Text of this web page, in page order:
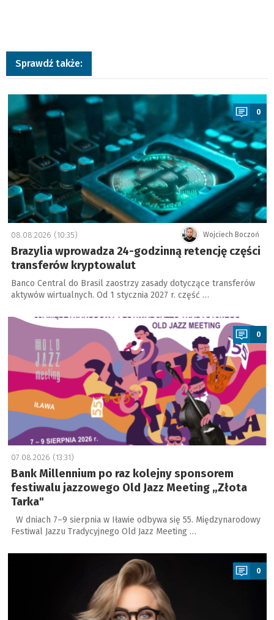
Sprawdź także:
a
0
Wojciech Boczoń
08.08.2026 (10:35)
Brazylia wprowadza 24-godzinną retencję części
transferów kryptowalut
Banco Central do Brasil zaostrzy zasady dotyczące transferów
aktywów wirtualnych. Od 1 stycznia 2027 r. część …
a
0
07.08.2026 (13:31)
Bank Millennium po raz kolejny sponsorem
festiwalu jazzowego Old Jazz Meeting „Złota
Tarka"
W dniach 7–9 sierpnia w Iławie odbywa się 55. Międzynarodowy
Festiwal Jazzu Tradycyjnego Old Jazz Meeting …
a
0